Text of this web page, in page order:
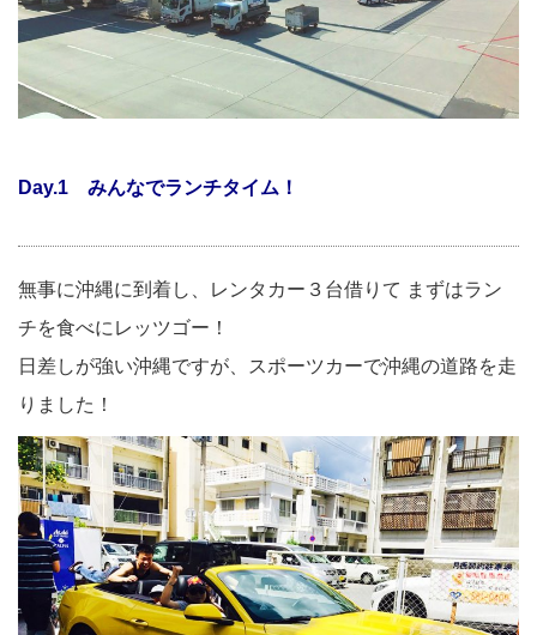
Day.1 みんなでランチタイム！
無事に沖縄に到着し、レンタカー３台借りて まずはラン
チを食べにレッツゴー！
日差しが強い沖縄ですが、スポーツカーで沖縄の道路を走
りました！